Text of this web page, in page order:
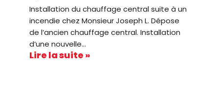
Installation du chauffage central suite à un
incendie chez Monsieur Joseph L. Dépose
de l’ancien chauffage central. Installation
d’une nouvelle…
Lire la suite »